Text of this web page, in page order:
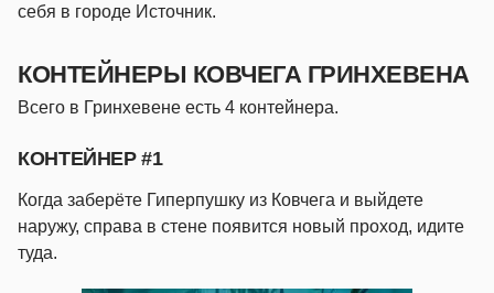
себя в городе Источник.
КОНТЕЙНЕРЫ КОВЧЕГА ГРИНХЕВЕНА
Всего в Гринхевене есть 4 контейнера.
КОНТЕЙНЕР #1
Когда заберёте Гиперпушку из Ковчега и выйдете
наружу, справа в стене появится новый проход, идите
туда.